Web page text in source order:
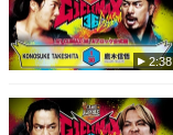
2:38